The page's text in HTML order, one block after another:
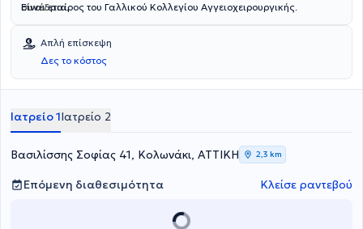
συνέδρια.
Είναι εταίρος του Γαλλικού Κολλεγίου Αγγειοχειρουργικής.
Απλή επίσκεψη
Δες το κόστος
Ιατρείο 1Ιατρείο 2
Βασιλίσσης Σοφίας 41, Κολωνάκι, ΑΤΤΙΚΗ 2,3 km
Επόμενη διαθεσιμότητα Κλείσε ραντεβού